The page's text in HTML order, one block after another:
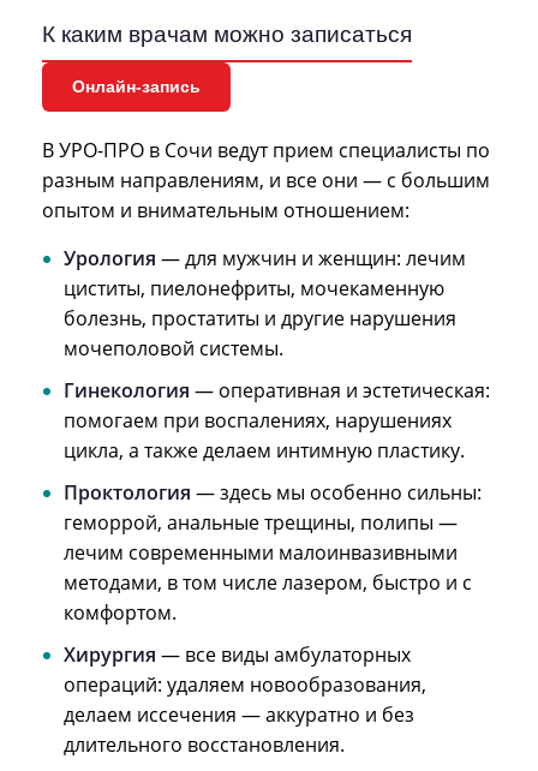
К каким врачам можно записаться
Онлайн-запись
В УРО-ПРО в Сочи ведут прием специалисты по
разным направлениям, и все они — с большим
опытом и внимательным отношением:
Урология — для мужчин и женщин: лечим
циститы, пиелонефриты, мочекаменную
болезнь, простатиты и другие нарушения
мочеполовой системы.
Гинекология — оперативная и эстетическая:
помогаем при воспалениях, нарушениях
цикла, а также делаем интимную пластику.
Проктология — здесь мы особенно сильны:
геморрой, анальные трещины, полипы —
лечим современными малоинвазивными
методами, в том числе лазером, быстро и с
комфортом.
Хирургия — все виды амбулаторных
операций: удаляем новообразования,
делаем иссечения — аккуратно и без
длительного восстановления.